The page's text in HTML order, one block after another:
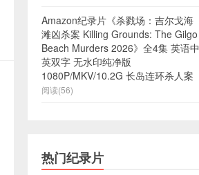
Amazon纪录片《杀戮场：吉尔戈海
滩凶杀案 Killing Grounds: The Gilgo
Beach Murders 2026》全4集 英语中
英双字 无水印纯净版
1080P/MKV/10.2G 长岛连环杀人案
阅读(56)
热门纪录片